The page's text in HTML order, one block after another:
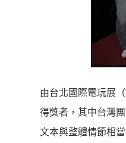
由台北國際電玩展
得獎者，其中台灣
文本與整體情節相